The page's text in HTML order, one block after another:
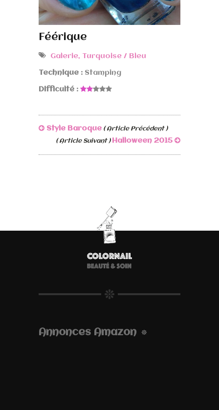
Féérique
Galerie, Turquoise / Bleu
Technique : Stamping
Difficulté :
Style Baroque ( Article Précédent )
( Article Suivant ) Halloween 2015
Annonces Amazon